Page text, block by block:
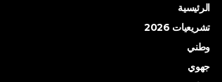
الرئيسية
تشريعيات 2026
وطني
جهوي